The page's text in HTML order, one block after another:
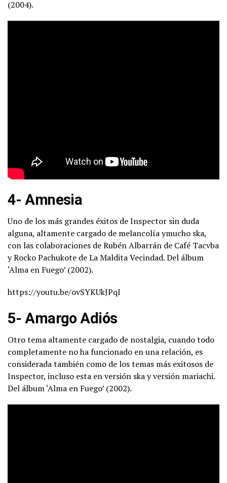
(2004).
4- Amnesia
Uno de los más grandes éxitos de Inspector sin duda
alguna, altamente cargado de melancolía ymucho ska,
con las colaboraciones de Rubén Albarrán de Café Tacvba
y Rocko Pachukote de La Maldita Vecindad. Del álbum
‘Alma en Fuego’ (2002).
https://youtu.be/ovSYKUkJPqI
5- Amargo Adiós
Otro tema altamente cargado de nostalgia, cuando todo
completamente no ha funcionado en una relación, es
considerada también como de los temas más exitosos de
Inspector, incluso esta en versión ska y versión mariachi.
Del álbum ‘Alma en Fuego’ (2002).